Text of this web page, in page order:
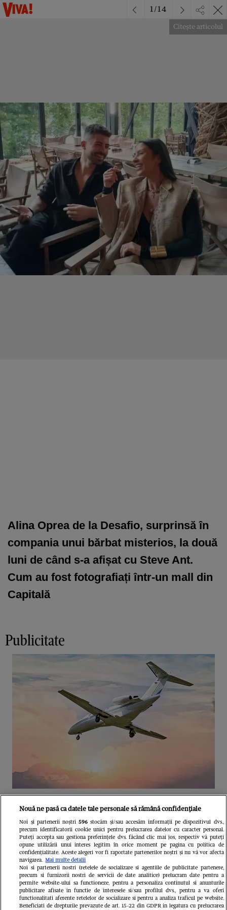
Alina Oprea de la Desafio, surprinsă în
compania unui bărbat misterios, la două
luni de când s-a afișat cu Steve Ant.
Cum au fost fotografiați într-un mall din
Capitală
Citește articolul
1/14
Publicitate
Unul dintre cele mai folosite
aeroporturi din Europa își închide
complet porțile timp de trei luni.
Milioane de pasageri, afectați
Nouă ne pasă ca datele tale personale să rămână confidențiale
Noi și partenerii noștri 596stocăm și/sau accesăm informații pe dispozitivul dvs.,
precum identificatorii cookie unici pentru prelucrarea datelor cu caracter personal.
Puteți accepta sau gestiona preferințele dvs. făcând clic mai jos, respectiv vă puteți
opune utilizării unui interes legitim în orice moment pe pagina cu politica de
confidențialitate. Aceste alegeri vor fi raportate partenerilor noștri și nu vă vor afecta
navigarea. Mai multe detalii
Noi si partenerii nostri (retelele de socializare si agentiile de publicitate partenere,
precum si furnizorii nostri de servicii de date analitice) prelucram date pentru a
permite website-ului sa functioneze, pentru a personaliza continutul si anunturile
publicitare afisate in functie de interesele si/sau profilul dvs., pentru a va oferi
functionalitati aferente retelelor de socializare si pentru a analiza traficul pe website.
Beneficiati de drepturile prevazute de art. 15-22 din GDPR in legatura cu prelucrarea